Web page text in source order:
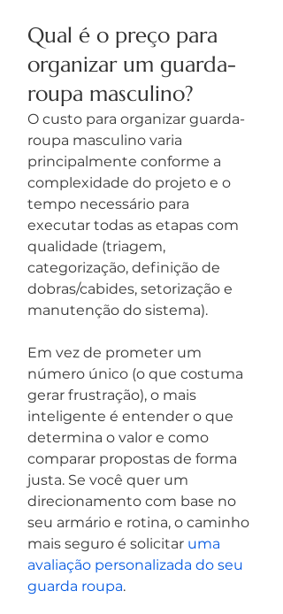
Qual é o preço para
organizar um guarda-
roupa masculino?
O custo para organizar guarda-
roupa masculino varia
principalmente conforme a
complexidade do projeto e o
tempo necessário para
executar todas as etapas com
qualidade (triagem,
categorização, definição de
dobras/cabides, setorização e
manutenção do sistema).
Em vez de prometer um
número único (o que costuma
gerar frustração), o mais
inteligente é entender o que
determina o valor e como
comparar propostas de forma
justa. Se você quer um
direcionamento com base no
seu armário e rotina, o caminho
mais seguro é solicitar uma
avaliação personalizada do seu
guarda roupa.